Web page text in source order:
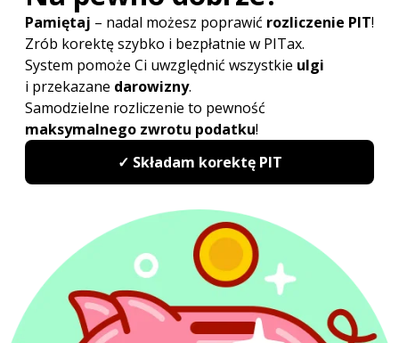
Do kiedy PIT 2027?
Kwota wolna od podatku 2027
Druki PIT 2027
Rozliczenie PIT Wspólnie z małżonkiem
Odliczanie straty w PIT
Opinie